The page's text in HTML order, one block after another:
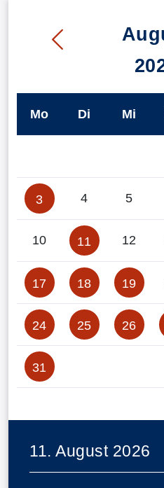
Mo Di Mi
3 4 5
10 11 12
17 18 19
24 25 26
31
11. August 2026